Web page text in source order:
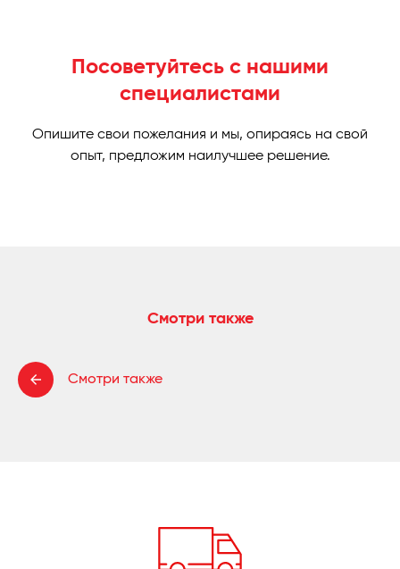
Посоветуйтесь с нашими
специалистами
Опишите свои пожелания и мы, опираясь на свой
опыт, предложим наилучшее решение.
Смотри также
Смотри также